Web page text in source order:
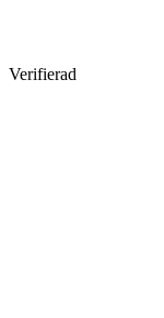
Verifierad